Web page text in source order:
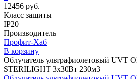
12456 руб.
Класс защиты
IP20
Производитель
Профит-Хаб
В корзину
Облучатель ультрафиолетовый UVT
STERILIGHT 3х30Вт 230м3